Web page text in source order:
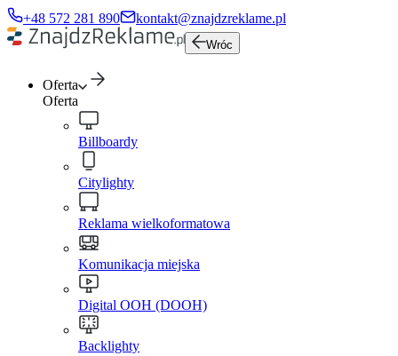
+48 572 281 890 kontakt@znajdzreklame.pl
Wróc
Oferta
Oferta
Billboardy
Citylighty
Reklama wielkoformatowa
Komunikacja miejska
Digital OOH (DOOH)
Backlighty